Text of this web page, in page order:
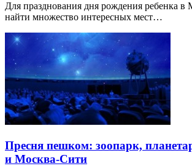
Для празднования дня рождения ребенка
найти множество интересных мест…
Пресня пешком: зоопарк,
и Москва-Сити